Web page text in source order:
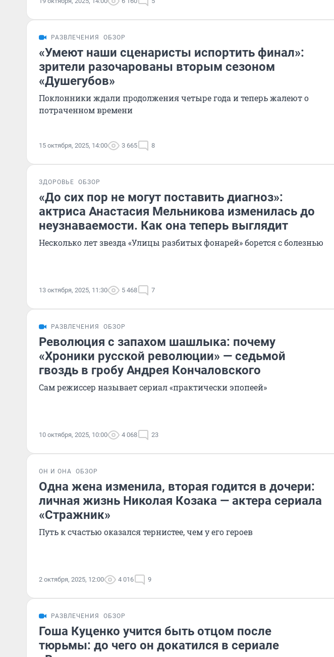
РАЗВЛЕЧЕНИЯ ОБЗОР
«Умеют наши сценаристы испортить финал»:
зрители разочарованы вторым сезоном
«Душегубов»
Поклонники ждали продолжения четыре года и теперь жалеют о
потраченном времени
15 октября, 2025, 14:00 3 665 8
ЗДОРОВЬЕ ОБЗОР
«До сих пор не могут поставить диагноз»:
актриса Анастасия Мельникова изменилась до
неузнаваемости. Как она теперь выглядит
Несколько лет звезда «Улицы разбитых фонарей» борется с болезнью
13 октября, 2025, 11:30 5 468 7
РАЗВЛЕЧЕНИЯ ОБЗОР
Революция с запахом шашлыка: почему
«Хроники русской революции» — седьмой
гвоздь в гробу Андрея Кончаловского
Сам режиссер называет сериал «практически эпопеей»
10 октября, 2025, 10:00 4 068 23
ОН И ОНА ОБЗОР
Одна жена изменила, вторая годится в дочери:
личная жизнь Николая Козака — актера сериала
«Стражник»
Путь к счастью оказался тернистее, чем у его героев
2 октября, 2025, 12:00 4 016 9
РАЗВЛЕЧЕНИЯ ОБЗОР
Гоша Куценко учится быть отцом после
тюрьмы: до чего он докатился в сериале